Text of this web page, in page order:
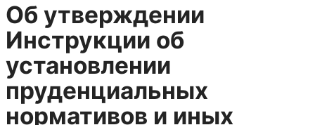
Об утверждении
Инструкции об
установлении
пруденциальных
нормативов и иных